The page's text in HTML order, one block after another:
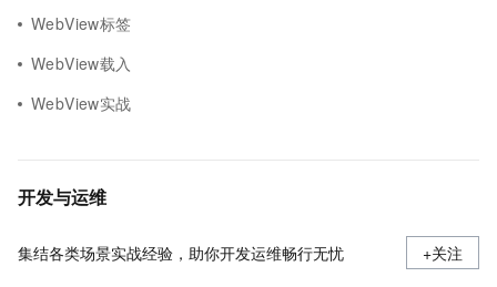
WebView标签
WebView载入
WebView实战
开发与运维
集结各类场景实战经验，助你开发运维畅行无忧 +关注